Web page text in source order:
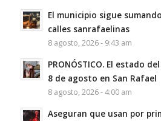
El municipio sigue
calles sanrafaelinas
8 agosto, 2026 - 9:43 am
PRONÓSTICO. El estado
8 de agosto en San Rafael
8 agosto, 2026 - 4:00 am
Aseguran que usan por